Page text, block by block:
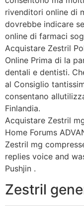
rivenditori online di
dovrebbe indicare
online di farmaci
Acquistare Zestril
Online Prima di la
dentali e dentisti.
al Consiglio
consentano
Finlandia.
Acquistare Zestril
Home Forums
Zestril mg
replies voice and
Pushjin .
Zestril